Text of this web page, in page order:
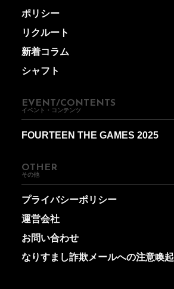
ポリシー
リクルート
新着コラム
シャフト
EVENT/CONTENTS
イベント・コンテンツ
FOURTEEN THE GAMES 2025
OTHER
その他
プライバシーポリシー
運営会社
お問い合わせ
なりすまし詐欺メールへの注意喚起